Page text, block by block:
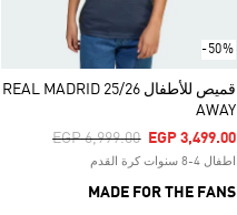
-50%
قميص للأطفال REAL MADRID 25/26
AWAY
Price Reduced From
EGP 6,999.00ToEGP 3,499.00
اطفال 4-8 سنوات كرة القدم
MADE FOR THE FANS